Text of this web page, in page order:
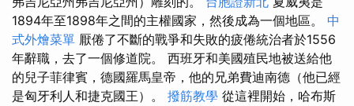
1894年至1898年之間的主權國家，然後成為一個地區。 中
式外燴菜單 厭倦了不斷的戰爭和失敗的疲倦統治者於1556
年辭職，去了一個修道院。 西班牙和美國殖民地被送給他
的兒子菲律賓，德國羅馬皇帝，他的兄弟費迪南德（他已經
是匈牙利人和捷克國王）。 撥筋教學 從這裡開始，哈布斯